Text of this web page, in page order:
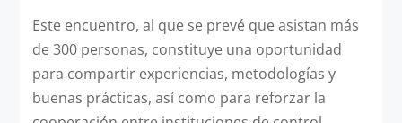
Este encuentro, al que se prevé que asistan más
de 300 personas, constituye una oportunidad
para compartir experiencias, metodologías y
buenas prácticas, así como para reforzar la